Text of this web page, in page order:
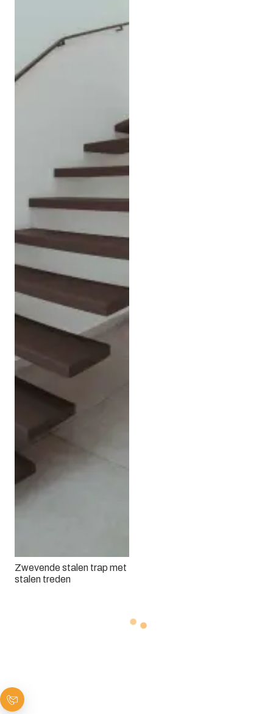
Zwevende stalen trap met
stalen treden